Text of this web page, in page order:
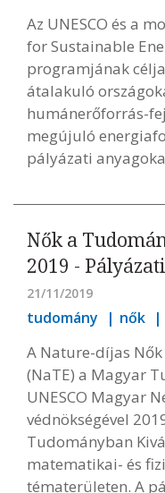
Az UNESCO és a
for Sustainable
programjának
átalakuló
humánerőforrás-
megújuló
pályázati
Nők a
2019 -
21/11/2019
tudomány nők
A Nature-díjas
(NaTE) a Magyar
UNESCO Magyar
védnökségével
Tudományban
matematikai- és
tématerületen. A